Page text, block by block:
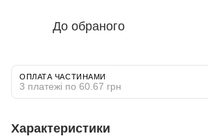
До обраного
ОПЛАТА ЧАСТИНАМИ
3 платежі по 60.67 грн
Характеристики